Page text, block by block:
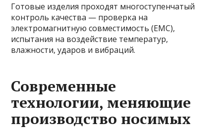
Готовые изделия проходят многоступенчатый
контроль качества — проверка на
электромагнитную совместимость (EMC),
испытания на воздействие температур,
влажности, ударов и вибраций.
Современные
технологии, меняющие
производство носимых